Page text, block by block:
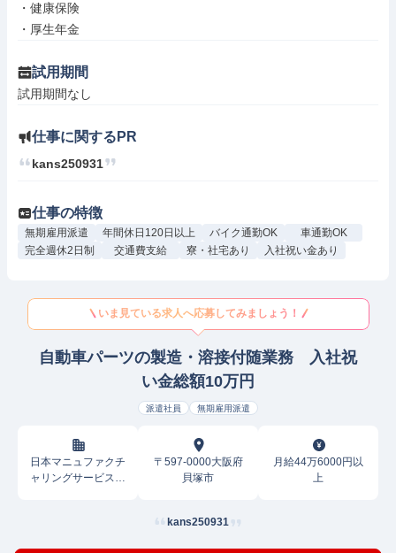
・健康保険
・厚生年金
試用期間
試用期間なし
仕事に関するPR
kans250931
仕事の特徴
無期雇用派遣 年間休日120日以上 バイク通勤OK
車通勤OK
完全週休2日制
交通費支給 寮・社宅あり 入社祝い金あり
いま見ている求人へ応募してみましょう！
自動車パーツの製造・溶接付随業務 入社祝
い金総額10万円
派遣社員 無期雇用派遣
日本マニュファクチ
ャリングサービス株
〒597-0000大阪府
貝塚市
月給44万6000円以
上
kans250931